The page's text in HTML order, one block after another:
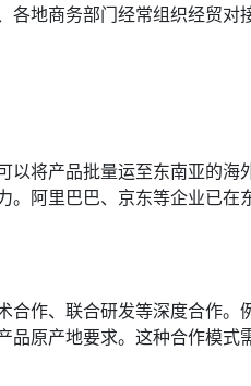
地商务部门经常组织经贸对
以将产品批量运至东南亚的海
阿里巴巴、京东等企业已在
作、联合研发等深度合作。
原产地要求。这种合作模式